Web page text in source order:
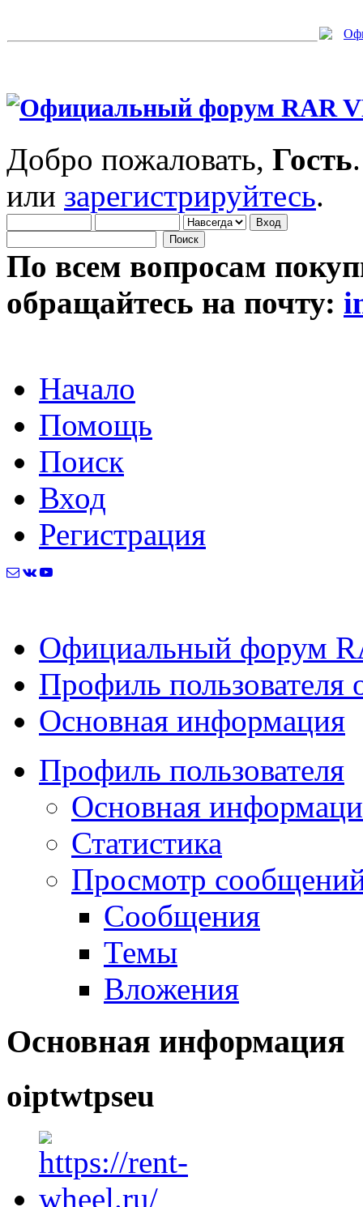
Добро пожаловать, Гость
или зарегистрируйтесь.
По всем вопросам
обращайтесь на почту:
Начало
Помощь
Поиск
Вход
Регистрация
Официальный форум
Профиль пользователя
Основная информация
Профиль пользователя
Основная
Статистика
Просмотр
Сообщения
Темы
Вложения
Основная информация
oiptwtpseu